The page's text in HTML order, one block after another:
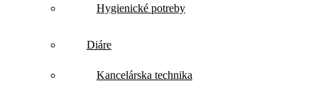
Hygienické potreby
Diáre
Kancelárska technika